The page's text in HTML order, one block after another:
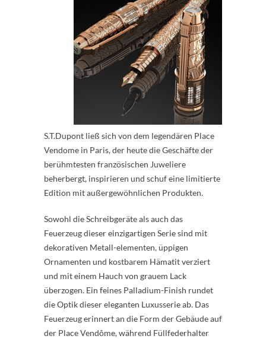
S.T.Dupont ließ sich von dem legendären Place
Vendome in Paris, der heute die Geschäfte der
berühmtesten französischen Juweliere
beherbergt, inspirieren und schuf eine limitierte
Edition mit außergewöhnlichen Produkten.
Sowohl die Schreibgeräte als auch das
Feuerzeug dieser einzigartigen Serie sind mit
dekorativen Metall-elementen, üppigen
Ornamenten und kostbarem Hämatit verziert
und mit einem Hauch von grauem Lack
überzogen. Ein feines Palladium-Finish rundet
die Optik dieser eleganten Luxusserie ab. Das
Feuerzeug erinnert an die Form der Gebäude auf
der Place Vendôme, während Füllfederhalter